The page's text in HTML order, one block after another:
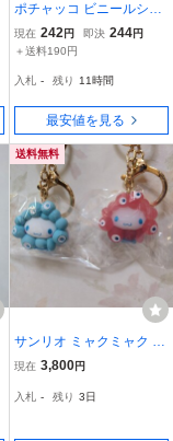
ポチャッコ ビニールシー
ル ハングルミニステッカ
ー ケンチャナ！ だいじょ
ステッカー 韓国語 耐水耐
光
現在 242円 即決 244円
＋送料190円
入札 - 残り 11時間
最安値を見る
送料無料
サンリオ ミャクミャク シ
ナモロール キーホルダー
マスコットクリアキーホ
現在 3,800円
入札 - 残り 3日